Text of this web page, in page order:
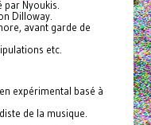
par Nyoukis.
Dilloway.
avant garde de
etc.
expérimental basé à
de la musique.